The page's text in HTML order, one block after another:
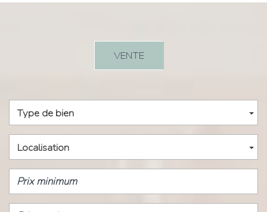
VENTE
Type de bien
Localisation